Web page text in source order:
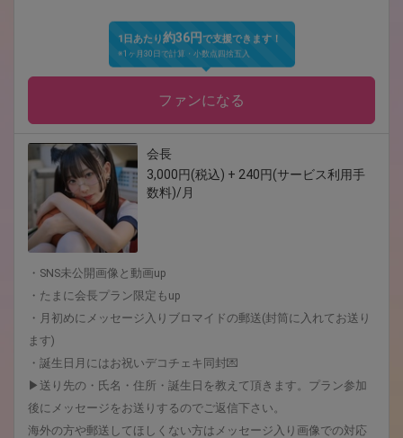
1日あたり約36円で支援できます！
※1ヶ月30日で計算・小数点四捨五入
ファンになる
会長
3,000円(税込) + 240円(サービス利用手
数料)/月
・SNS未公開画像と動画up
・たまに会長プラン限定もup
・月初めにメッセージ入りブロマイドの郵送(封筒に入れてお送り
ます)
・誕生日月にはお祝いデコチェキ同封💌
▶︎送り先の・氏名・住所・誕生日を教えて頂きます。プラン参加
後にメッセージをお送りするのでご返信下さい。
海外の方や郵送してほしくない方はメッセージ入り画像での対応